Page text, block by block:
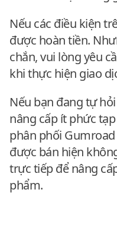
Nếu các điều kiện
được hoàn tiền.
chắn, vui lòng yêu
khi thực hiện giao
Nếu bạn đang tự
nâng cấp ít phức
phân phối
được bán hiện
trực tiếp để nâng
phẩm.